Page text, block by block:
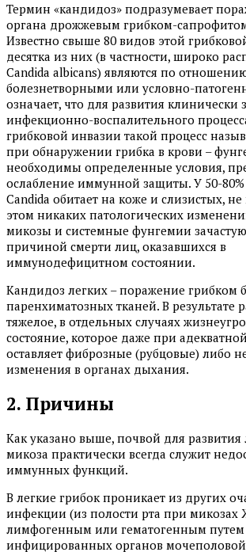
Термин «кандидоз» подразумевает
органа дрожжевым грибком-
Известно свыше 80 видов этой
десятка из них (в частности, широко
Candida albicans) являются по
болезнетворными или условно-
означает, что для развития клинически
инфекционно-воспалительного
грибковой инвазии такой процесс
при обнаружении грибка в крови –
необходимы определенные условия,
ослабление иммунной защиты. У 50-
Candida обитает на коже и слизистых,
этом никаких патологических
микозы и системные фунгемии зачастую
причиной смерти лиц, оказавшихся в
иммунодефицитном состоянии.
Кандидоз легких – поражение грибком
паренхиматозных тканей. В результате
тяжелое, в отдельных случаях
состояние, которое даже при
оставляет фиброзные (рубцовые) либо
изменения в органах дыхания.
2. Причины
Как указано выше, почвой для развития
микоза практически всегда служит
иммунных функций.
В легкие грибок проникает из других
инфекции (из полости рта при микозах
лимфогенным или гематогенным путем
инфицированных органов мочеполовой